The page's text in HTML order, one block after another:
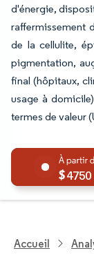
d'énergie,
raffermissement
de la cellulite,
pigmentation,
final (hôpitaux,
usage à
termes de valeur
4750
Accueil